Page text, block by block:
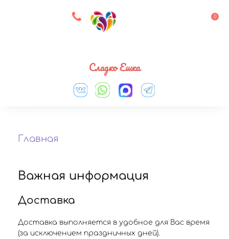
8 927 083 33 05 0
Сладко Ешка
Главная
Важная информация
Доставка
Доставка выполняется в удобное для Вас время
(за исключением праздничных дней).